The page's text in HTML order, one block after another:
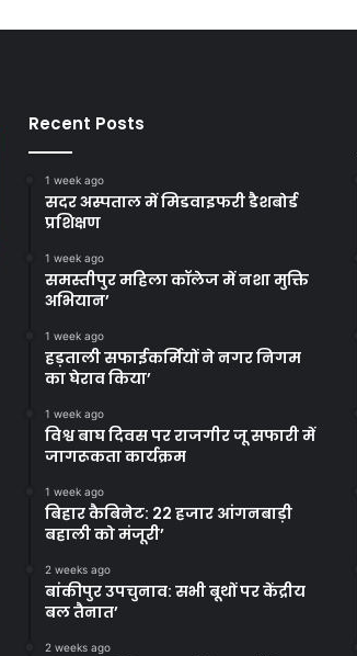
Recent Posts
1 week ago
सदर अस्पताल में मिडवाइफरी डैशबोर्ड
प्रशिक्षण
1 week ago
समस्तीपुर महिला कॉलेज में नशा मुक्ति
अभियान’
1 week ago
हड़ताली सफाईकर्मियों ने नगर निगम
का घेराव किया’
1 week ago
विश्व बाघ दिवस पर राजगीर जू सफारी में
जागरूकता कार्यक्रम
1 week ago
बिहार कैबिनेट: 22 हजार आंगनबाड़ी
बहाली को मंजूरी’
2 weeks ago
बांकीपुर उपचुनाव: सभी बूथों पर केंद्रीय
बल तैनात’
2 weeks ago